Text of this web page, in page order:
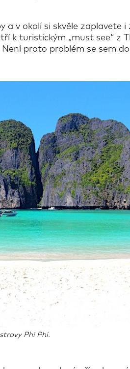
v okolí si skvěle zaplavete i
k turistickým „must see“ z
proto problém se sem
Phi Phi.